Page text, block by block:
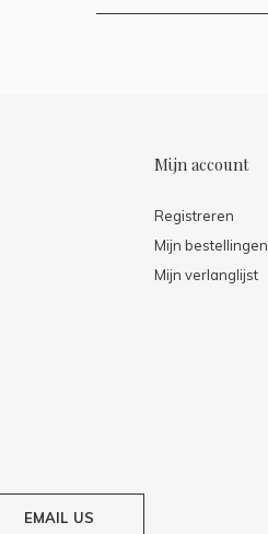
Mijn account
Registreren
Mijn bestellingen
Mijn verlanglijst
EMAIL US